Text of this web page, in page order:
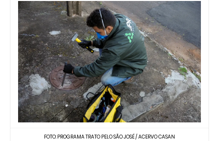
FOTO: PROGRAMA TRATO PELO SÃO JOSÉ / ACERVO CASAN